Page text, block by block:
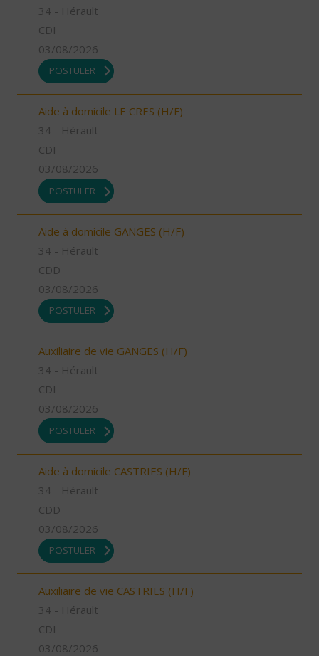
34 - Hérault
CDI
03/08/2026
POSTULER
Aide à domicile LE CRES (H/F)
34 - Hérault
CDI
03/08/2026
POSTULER
Aide à domicile GANGES (H/F)
34 - Hérault
CDD
03/08/2026
POSTULER
Auxiliaire de vie GANGES (H/F)
34 - Hérault
CDI
03/08/2026
POSTULER
Aide à domicile CASTRIES (H/F)
34 - Hérault
CDD
03/08/2026
POSTULER
Auxiliaire de vie CASTRIES (H/F)
34 - Hérault
CDI
03/08/2026